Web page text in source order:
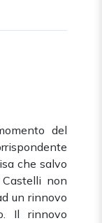
del
che salvo
non
un rinnovo
Il rinnovo